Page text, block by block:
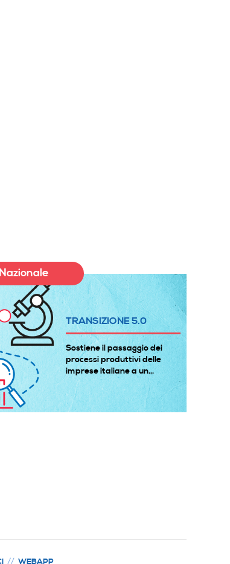
Nazionale
TRANSIZIONE 5.0
Sostiene il passaggio dei
processi produttivi delle
imprese italiane a un...
WEBAPP